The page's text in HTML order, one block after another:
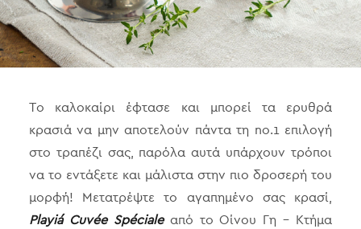
SEARCH
Το καλοκαίρι έφτασε και μπορεί τα ερυθρά
κρασιά να μην αποτελούν πάντα τη no.1 επιλογή
στο τραπέζι σας, παρόλα αυτά υπάρχουν τρόποι
να το εντάξετε και μάλιστα στην πιο δροσερή του
μορφή! Μετατρέψτε το αγαπημένο σας κρασί,
Playiá Cuvée Spécialeαπό το Οίνου Γη – Κτήμα